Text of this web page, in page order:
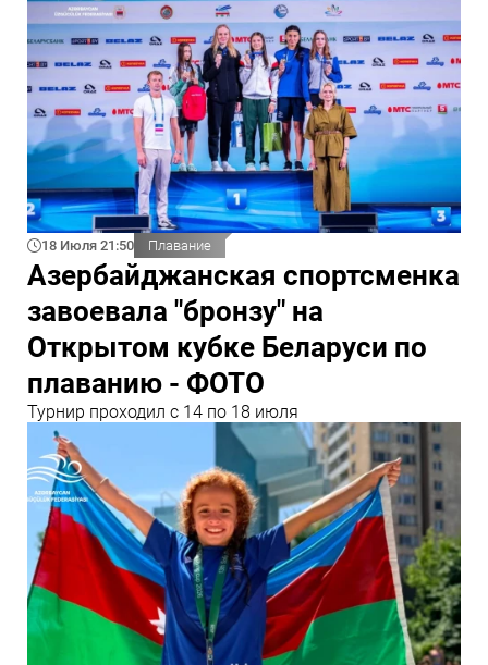
18 Июля 21:50 Плавание
Азербайджанская спортсменка
завоевала "бронзу" на
Открытом кубке Беларуси по
плаванию - ФОТО
Турнир проходил с 14 по 18 июля